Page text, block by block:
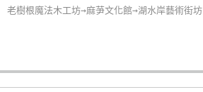
老樹根魔法木工坊→麻芛文化館→湖水岸藝術街坊